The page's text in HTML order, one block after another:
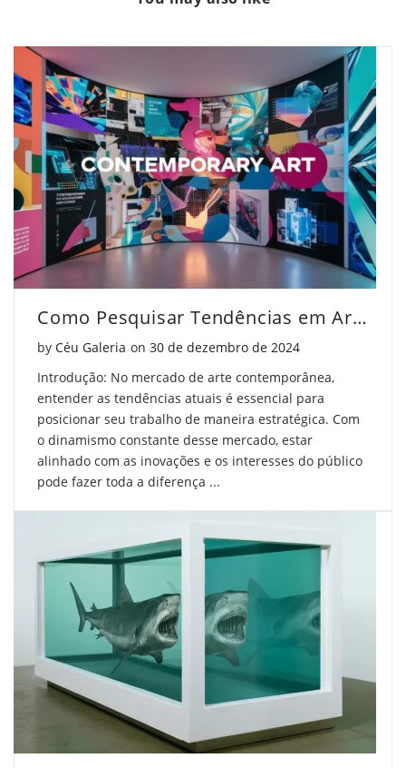
Artificial
Está
Transformando
a
Arte"
Facebook
Inteligência
Artificial
Está
Transformando
a
Arte"
on
Twitter
Artificial
Está
Transformando
a
Arte"
on
Pinterest
Como Pesquisar Tendências em Arte Contemporânea
by Céu Galeria on Posted on
30 de dezembro de 2024
Introdução: No mercado de arte contemporânea,
entender as tendências atuais é essencial para
posicionar seu trabalho de maneira estratégica. Com
o dinamismo constante desse mercado, estar
alinhado com as inovações e os interesses do público
pode fazer toda a diferença ...